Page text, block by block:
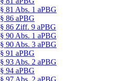
§ 81 Abs. 1 aPBG
§ 86 aPBG
§ 86 Ziff. 9 aPBG
§ 90 Abs. 1 aPBG
§ 90 Abs. 3 aPBG
§ 91 aPBG
§ 93 Abs. 2 aPBG
§ 94 aPBG
§ 97 Abs. 2 aPBG